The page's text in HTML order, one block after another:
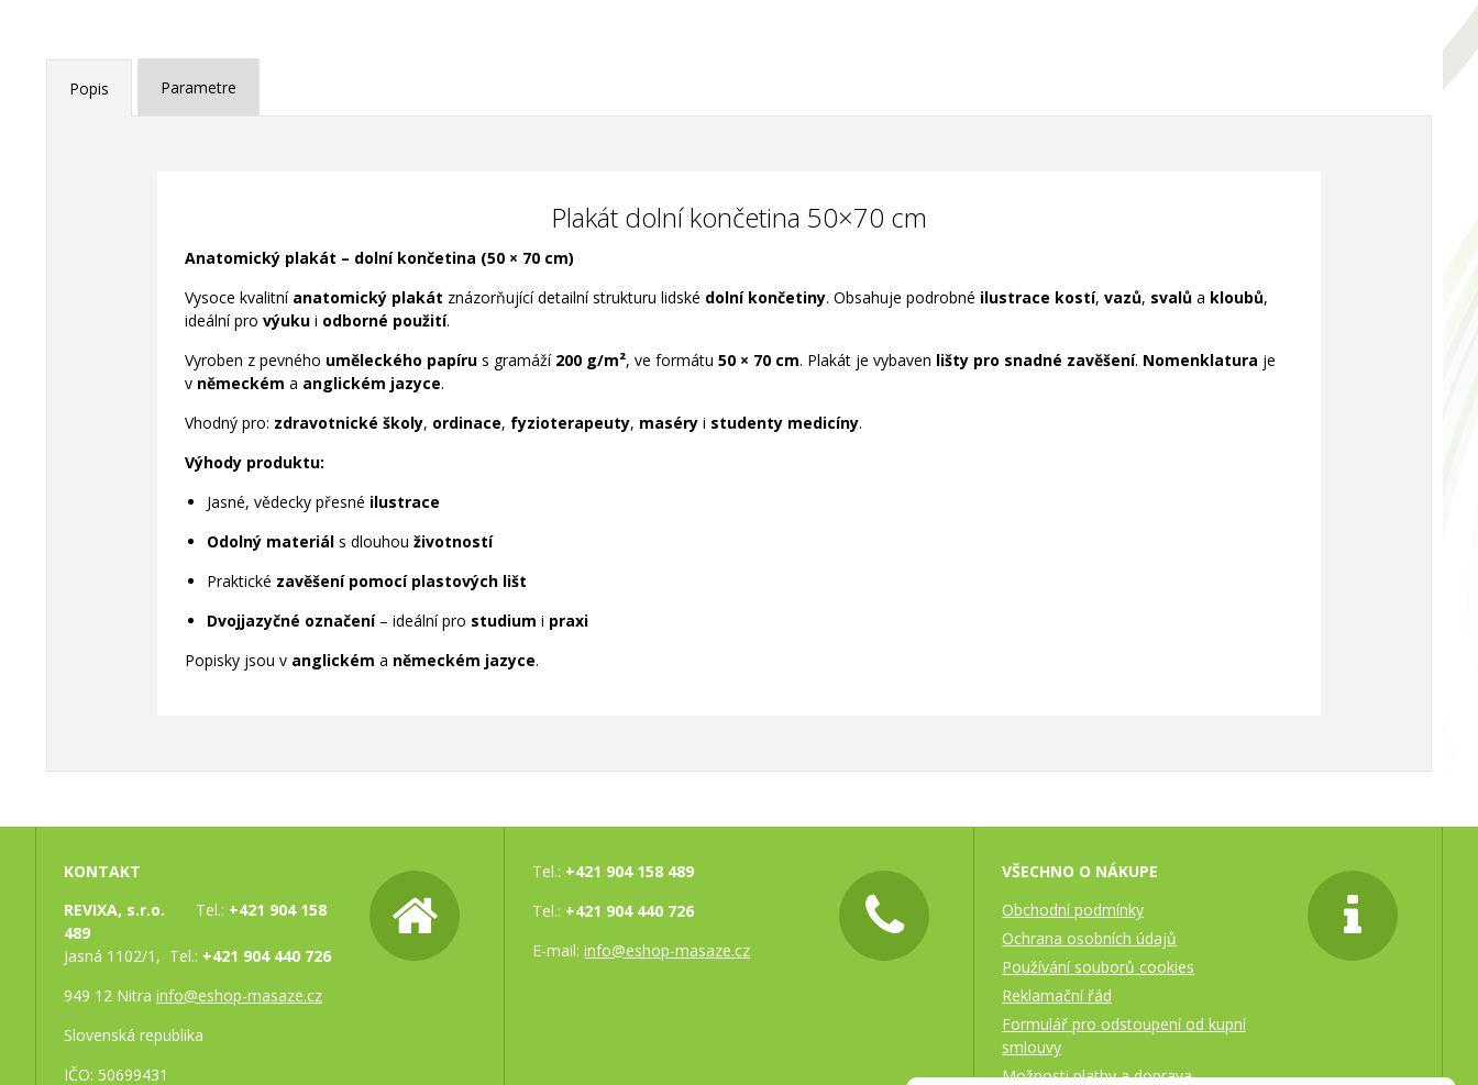
Popis Parametre
Plakát dolní končetina 50×70 cm
Anatomický plakát – dolní končetina (50 × 70 cm)
Vysoce kvalitní anatomický plakát znázorňující detailní strukturu lidské dolníkončetiny. Obsahuje podrobné ilustrace kostí, vazů, svalů a kloubů,
ideální pro výuku i odborné použití.
Vyroben z pevného uměleckého papíru s gramáží 200 g/m², ve formátu 50 × 70 cm. Plakát je vybaven lišty pro snadné zavěšení. Nomenklatura je
v německém a anglickém jazyce.
Vhodný pro: zdravotnické školy, ordinace, fyzioterapeuty, maséry i studenty medicíny.
Výhody produktu:
Jasné, vědecky přesné ilustrace
Odolný materiál s dlouhou životností
Praktické zavěšení pomocí plastových lišt
Dvojjazyčné označení– ideální pro studium i praxi
Popisky jsou v anglickém a německém jazyce.
KONTAKT
REVIXA, s.r.o. Tel.: +421 904 158
489
Jasná 1102/1, Tel.: +421 904 440 726
949 12 Nitra info@eshop-masaze.cz
Slovenská republika
IČO: 50699431
Tel.: +421 904 158 489
Tel.: +421 904 440 726
E-mail: info@eshop-masaze.cz
VŠECHNO O NÁKUPE
Obchodní podmínky
Ochrana osobních údajů
Používání souborů cookies
Reklamační řád
Formulář pro odstoupení od kupní
smlouvy
Možnosti platby a doprava